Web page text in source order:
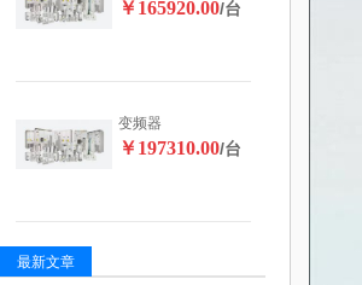
￥165920.00/台
变频器
￥197310.00/台
最新文章